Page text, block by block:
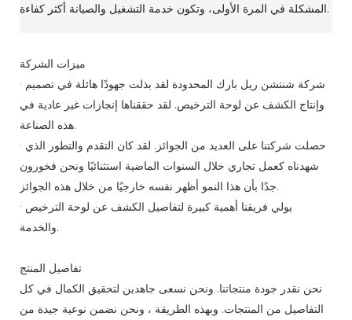
المشكلة في المرة الأولى، وتكون خدمة التشغيل والصيانة أكثر كفاءة.
ميزات الشركة
· شركة شنتشن ريل بارك المحدودة لقد بذلت جهودًا هائلة في تصميم
وإنتاج الكشف عن لوحة الترخيص. لقد حققناها إنجازات غير عادية في
هذه الصناعة.
· حصلت شركتنا على العديد من الجوائز. لقد كان التقدم والتطور الذي
شهدناه كعمل تجاري خلال السنوات الماضية استثنائيًا ونحن فخورون
جدًا بأن هذا النمو أظهر نفسه خارجيًا من خلال هذه الجوائز.
· يولي فريقنا أهمية كبيرة لتفاصيل الكشف عن لوحة الترخيص
والخدمة.
تفاصيل المنتج
نحن نقدر جودة منتجاتنا. ونحن نسعى جاهدين لتحقيق الكمال في كل
التفاصيل من المنتجات. وبهذه الطريقة ، ونحن نضمن نوعية جيدة من